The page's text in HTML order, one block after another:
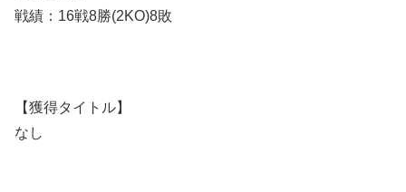
戦績：16戦8勝(2KO)8敗
【獲得タイトル】
なし